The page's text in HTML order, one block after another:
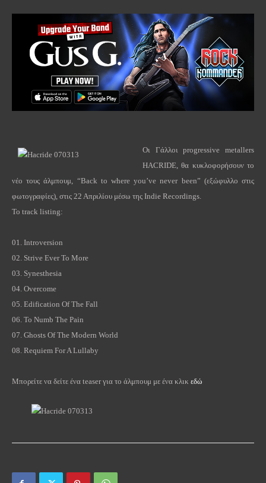
Οι Γάλλοιprogressive
metallers
HACRIDE , θα κυκλοφορήσουν το
νέο τους άλμπουμ, “Back to where you’ve never been” (εξώφυλλο στις
φωτογραφίες), στις 22 Απριλίου μέσω της Indie Recordings
Το track listing:
01. Introversion
02. Strive Ever To More
03. Synesthesia
04. Overcome
05. Edification Of The Fall
06. To Numb The Pain
07. Ghosts Of The Modern World
08. Requiem For A Lullaby
Μπορείτε να δείτε ένα teaser για το άλμπουμ με ένα κλικ εδώ